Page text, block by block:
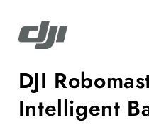
1
i
modalfönster
DJI
Intelligent